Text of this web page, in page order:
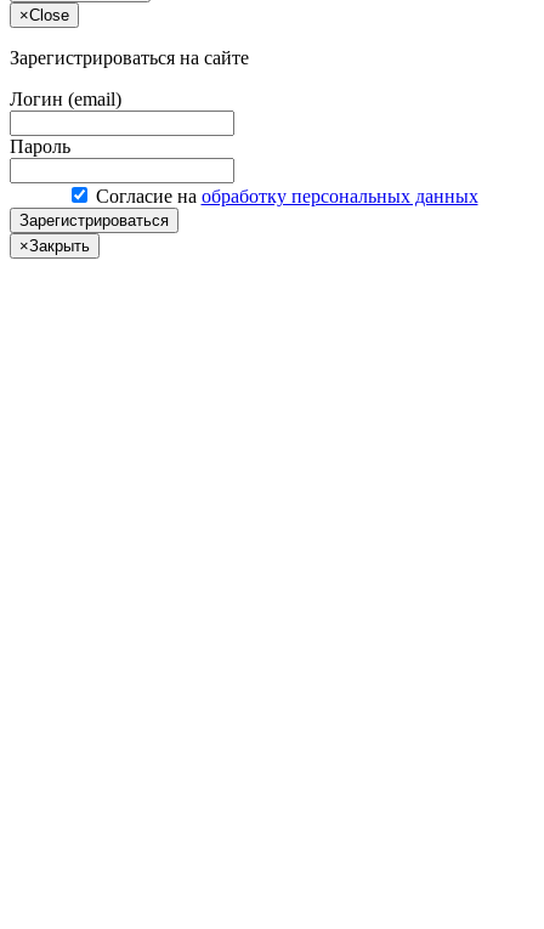
×Close
Зарегистрироваться на сайте
Логин (email)
Пароль
Согласие на обработку персональных данных
Зарегистрироваться
×Закрыть